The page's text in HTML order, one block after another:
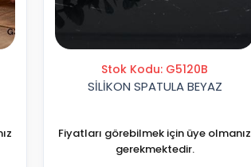
Stok Kodu: G5120B
SİLİKON SPATULA BEYAZ
Fiyatları görebilmek için üye olmanız
gerekmektedir.